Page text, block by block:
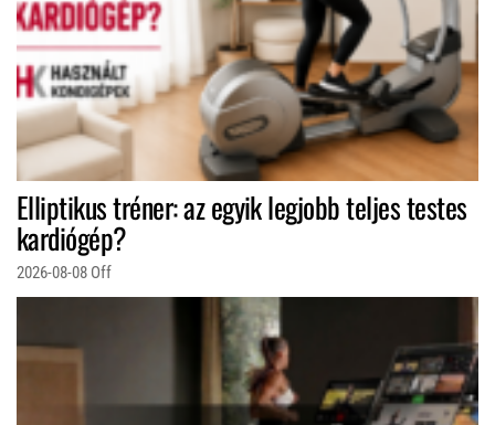
Elliptikus tréner: az egyik legjobb teljes testes
kardiógép?
2026-08-08 Off